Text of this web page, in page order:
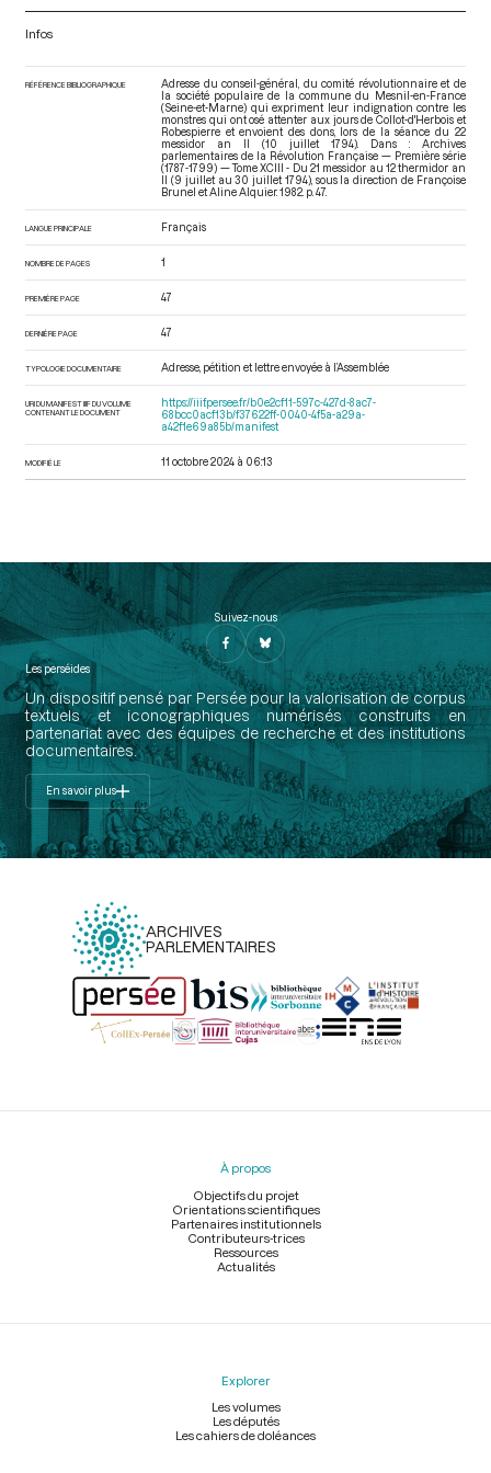
Infos
RÉFÉRENCE BIBLIOGRAPHIQUE
Adresse du conseil-général, du comité révolutionnaire et de
la société populaire de la commune du Mesnil-en-France
(Seine-et-Marne) qui expriment leur indignation contre les
monstres qui ont osé attenter aux jours de Collot-d'Herbois et
Robespierre et envoient des dons, lors de la séance du 22
messidor an II (10 juillet 1794). Dans : Archives
parlementaires de la Révolution Française — Première série
(1787-1799) — Tome XCIII - Du 21 messidor au 12 thermidor an
II (9 juillet au 30 juillet 1794), sous la direction de Françoise
Brunel et Aline Alquier. 1982. p. 47.
LANGUE PRINCIPALE Français
NOMBRE DE PAGES 1
PREMIÈRE PAGE 47
DERNIÈRE PAGE 47
TYPOLOGIE DOCUMENTAIRE Adresse, pétition et lettre envoyée à l’Assemblée
URI DU MANIFEST IIIF DU VOLUME
CONTENANT LE DOCUMENT
https://iiif.persee.fr/b0e2cf11-597c-427d-8ac7-
68bcc0acf13b/f37622ff-0040-4f5a-a29a-
a42f1e69a85b/manifest
MODIFIÉ LE 11 octobre 2024 à 06:13
Suivez-nous
Les perséides
Un dispositif pensé par Persée pour la valorisation de corpus
textuels et iconographiques numérisés construits en
partenariat avec des équipes de recherche et des institutions
documentaires.
En savoir plus
ARCHIVES
PARLEMENTAIRES
Menu
À propos
Objectifs du projet
Orientations scientifiques
Partenaires institutionnels
Contributeurs-trices
Ressources
Actualités
Explorer
Les volumes
Les députés
Les cahiers de doléances